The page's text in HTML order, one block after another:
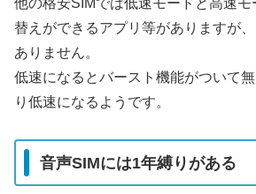
替えができるアプリ等がありますが
ありません。
低速になるとバースト機能がついて
り低速になるようです。
音声SIMには1年縛りがある